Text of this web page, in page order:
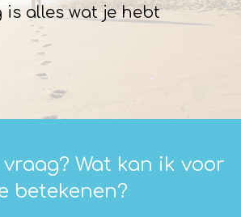
is alles wat je hebt
Wat kan ik voor
betekenen?